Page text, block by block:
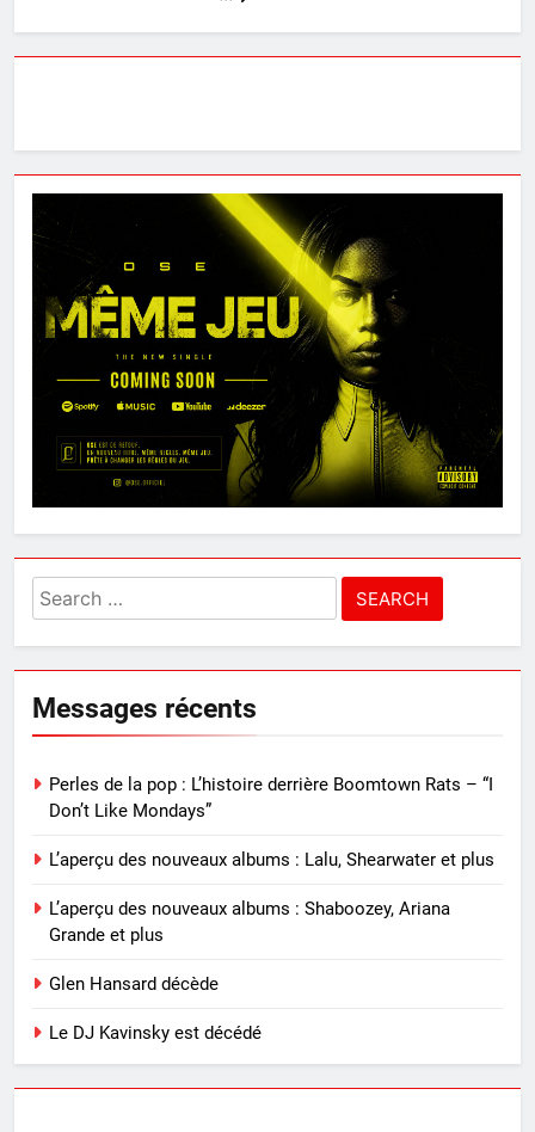
Search
for:
Messages récents
Perles de la pop : L’histoire derrière Boomtown Rats – “I
Don’t Like Mondays”
L’aperçu des nouveaux albums : Lalu, Shearwater et plus
L’aperçu des nouveaux albums : Shaboozey, Ariana
Grande et plus
Glen Hansard décède
Le DJ Kavinsky est décédé